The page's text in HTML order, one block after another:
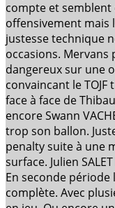
compte et
offensivement mais
justesse technique
occasions.
dangereux sur une
convaincant le
face à face de
encore Swann
trop son ballon.
penalty suite à une
surface. Julien
En seconde
complète. Avec